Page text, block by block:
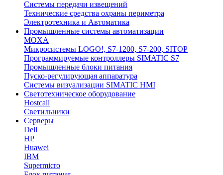
Системы передачи извещений
Технические средства охраны периметра
Электротехника и Автоматика
Промышленные системы автоматизации
MOXA
Микросистемы LOGO!, S7-1200, S7-200, SITOP
Программируемые контроллеры SIMATIC S7
Промышленные блоки питания
Пуско-регулирующая аппаратура
Системы визуализации SIMATIC HMI
Светотехническое оборудование
Hostcall
Светильники
Серверы
Dell
HP
Huawei
IBM
Supermicro